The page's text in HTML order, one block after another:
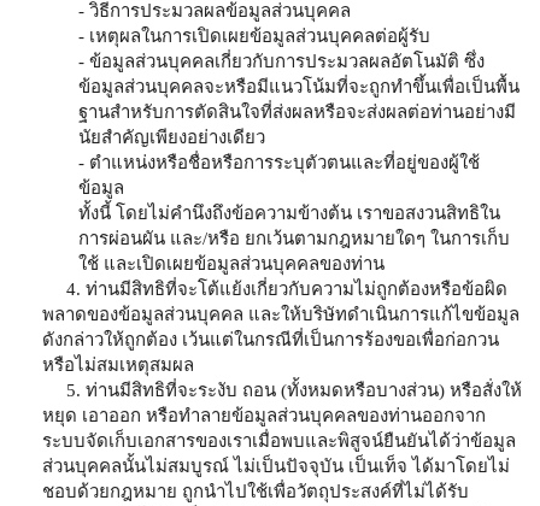
- วิธีการประมวลผลข้อมูลส่วนบุคคล
- เหตุผลในการเปิดเผยข้อมูลส่วนบุคคลต่อผู้รับ
- ข้อมูลส่วนบุคคลเกี่ยวกับการประมวลผลอัตโนมัติ ซึ่ง
ข้อมูลส่วนบุคคลจะหรือมีแนวโน้มที่จะถูกทำขึ้นเพื่อเป็นพื้น
ฐานสำหรับการตัดสินใจที่ส่งผลหรือจะส่งผลต่อท่านอย่างมี
นัยสำคัญเพียงอย่างเดียว
- ตำแหน่งหรือชื่อหรือการระบุตัวตนและที่อยู่ของผู้ใช้
ข้อมูล
ทั้งนี้ โดยไม่คำนึงถึงข้อความข้างต้น เราขอสงวนสิทธิใน
การผ่อนผัน และ/หรือ ยกเว้นตามกฎหมายใดๆ ในการเก็บ
ใช้ และเปิดเผยข้อมูลส่วนบุคคลของท่าน
4. ท่านมีสิทธิที่จะโต้แย้งเกี่ยวกับความไม่ถูกต้องหรือข้อผิด
พลาดของข้อมูลส่วนบุคคล และให้บริษัทดำเนินการแก้ไขข้อมูล
ดังกล่าวให้ถูกต้อง เว้นแต่ในกรณีที่เป็นการร้องขอเพื่อก่อกวน
หรือไม่สมเหตุสมผล
5. ท่านมีสิทธิที่จะระงับ ถอน (ทั้งหมดหรือบางส่วน) หรือสั่งให้
หยุด เอาออก หรือทำลายข้อมูลส่วนบุคคลของท่านออกจาก
ระบบจัดเก็บเอกสารของเราเมื่อพบและพิสูจน์ยืนยันได้ว่าข้อมูล
ส่วนบุคคลนั้นไม่สมบูรณ์ ไม่เป็นปัจจุบัน เป็นเท็จ ได้มาโดยไม่
ชอบด้วยกฎหมาย ถูกนำไปใช้เพื่อวัตถุประสงค์ที่ไม่ได้รับ